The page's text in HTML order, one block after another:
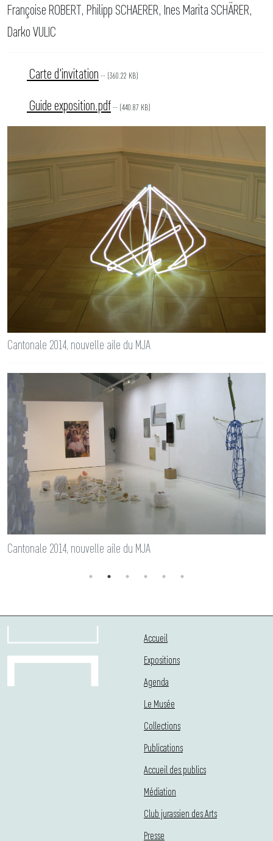
Françoise ROBERT, Philipp SCHAERER, Ines Marita SCHÄRER,
Darko VULIC
Carte d'invitation -- (360.22 KB)
Guide exposition.pdf-- (440.87 KB)
Cantonale 2014, nouvelle aile du MJA
Cantonale 2014, nouvelle aile du MJA
Accueil
Expositions
Agenda
Le Musée
Collections
Publications
Accueil des publics
Médiation
Club jurassien des Arts
Presse